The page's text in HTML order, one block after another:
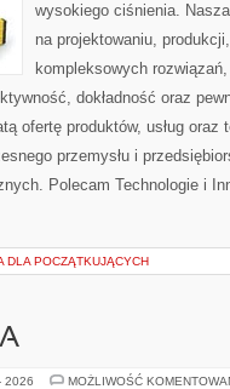
wysokiego ciśnienia.
na projektowaniu,
kompleksowych
dokładność oraz
ofertę produktów, usług oraz
przemysłu i
Polecam Technologie i
DLA POCZĄTKUJĄCYCH
2026 MOŻLIWOŚĆ